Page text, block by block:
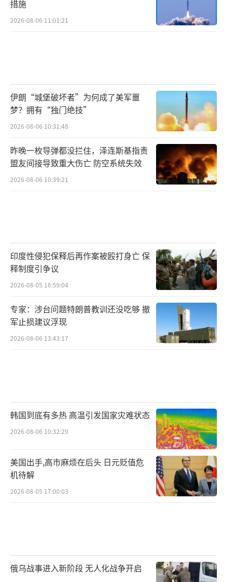
措施
2026-08-06 11:01:21
伊朗“城堡破坏者”为何成了美军噩
梦？拥有“独门绝技”
2026-08-06 10:31:48
昨晚一枚导弹都没拦住，泽连斯基指责
盟友间接导致重大伤亡 防空系统失效
2026-08-06 10:39:21
印度性侵犯保释后再作案被殴打身亡 保
释制度引争议
2026-08-05 16:59:04
专家：涉台问题特朗普教训还没吃够 撤
军止损建议浮现
2026-08-06 13:43:17
韩国到底有多热 高温引发国家灾难状态
2026-08-06 10:32:29
美国出手,高市麻烦在后头 日元贬值危
机待解
2026-08-05 17:00:03
俄乌战事进入新阶段 无人化战争开启